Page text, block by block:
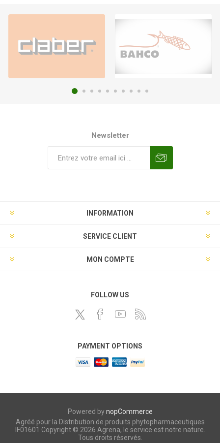
Newsletter
INFORMATION
SERVICE CLIENT
MON COMPTE
FOLLOW US
PAYMENT OPTIONS
Powered bynopCommerce
Agréé pour la Distribution de produits phytopharmaceutiques
IF01601 Copyright © 2026 Agrena, le service est notre nature.
Tous droits réservés.